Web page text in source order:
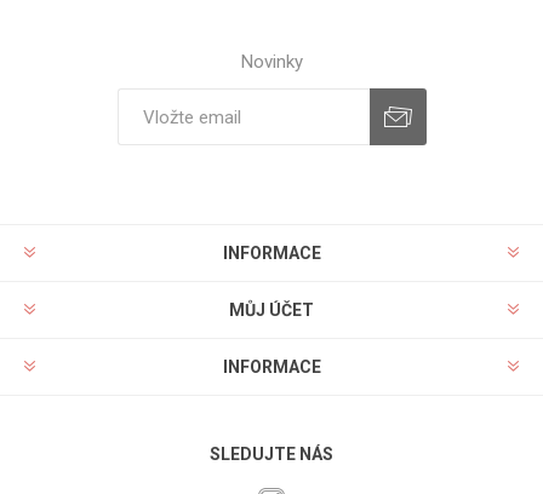
Novinky
INFORMACE
MŮJ ÚČET
INFORMACE
SLEDUJTE NÁS